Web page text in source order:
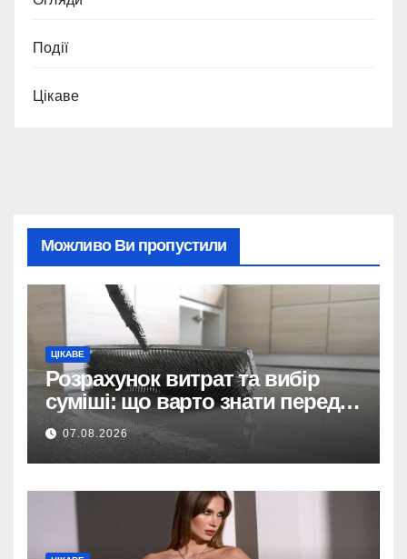
Події
Цікаве
Можливо Ви пропустили
ЦІКАВЕ
Розрахунок витрат та вибір
суміші: що варто знати перед
тим, як купити наливну підлогу
07.08.2026